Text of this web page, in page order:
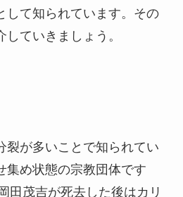
して知られています。その
ていきましょう。
裂が多いことで知られてい
集め状態の宗教団体です
田茂吉が死去した後はカリ